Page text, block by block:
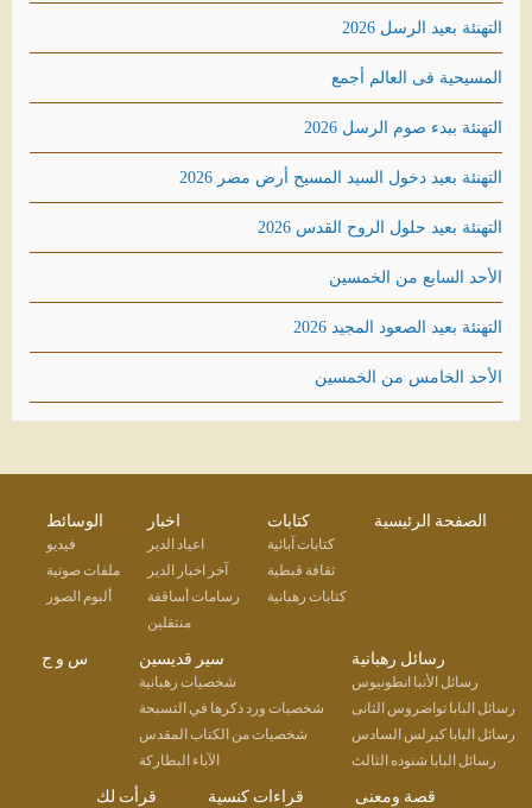
التهنئة بعيد الرسل 2026
المسيحية فى العالم أجمع
التهنئة ببدء صوم الرسل 2026
التهنئة بعيد دخول السيد المسيح أرض مصر 2026
التهنئة بعيد حلول الروح القدس 2026
الأحد السابع من الخمسين
التهنئة بعيد الصعود المجيد 2026
الأحد الخامس من الخمسين
الصفحة الرئيسية كتابات
كتابات آبائية
ثقافة قبطية
كتابات رهبانية
اخبار
اعياد الدير
آخر اخبار الدير
رسامات أساقفة
منتقلين
الوسائط
فيديو
ملفات صوتية
ألبوم الصور
رسائل رهبانية
رسائل الأنبا انطونيوس
رسائل البابا تواضروس الثانى
رسائل البابا كيرلس السادس
رسائل البابا شنوده الثالث
سير قديسين
شخصيات رهبانية
شخصيات ورد ذكرها في التسبحة
شخصيات من الكتاب المقدس
الآباء البطاركة
س و ج
قصة ومعنى قراءات كنسية
قرأت لك